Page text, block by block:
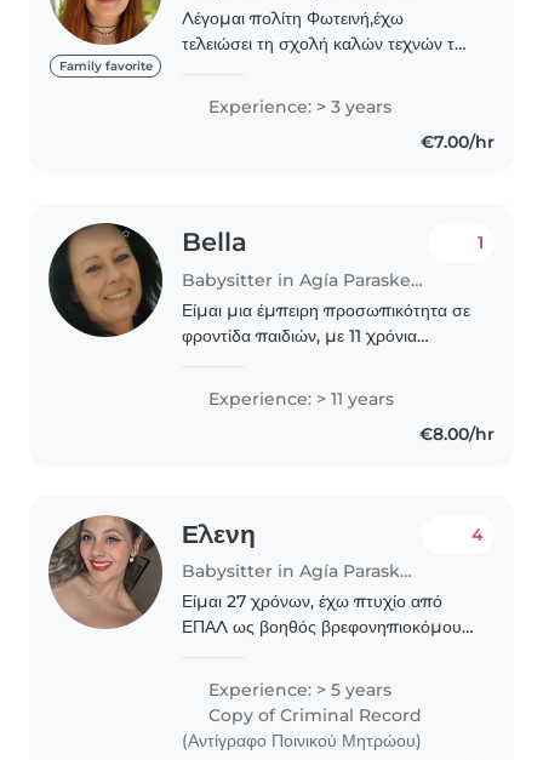
Family favorite
Λέγομαι πολίτη Φωτεινή,έχω
τελειώσει τη σχολή καλών τεχνών του
έπειτα ασχολούμαι με παιδιά.Η
βασική μου γνώση είναι σε παιδιά με
Experience: > 3 years
€7.00/hr
Bella
Babysitter in Agía Paraskeví (Αττική)
1
Είμαι μια έμπειρη προσωπικότητα σε
φροντίδα παιδιών, με 11 χρόνια
Διαθέτω υπευθυνότητα, αστεία
Experience: > 11 years
€8.00/hr
Ελενη
Babysitter in Agía Paraskeví (Αττική)
4
Είμαι 27 χρόνων, έχω πτυχίο από
ΕΠΑΛ ως βοηθός βρεφονηπιοκόμου
παιδαγωγικά. Έχω δουλέψει 1 χρόνο
σε βρεφονηπιακό σταθμό και τώρα
δουλεύω ως συνοδός..
Experience: > 5 years
Copy of Criminal Record
(Αντίγραφο Ποινικού Μητρώου)